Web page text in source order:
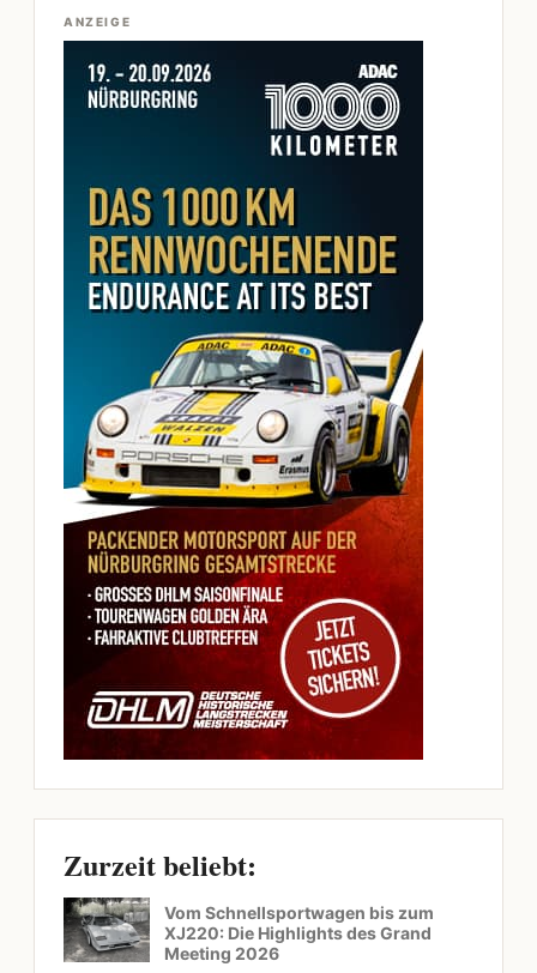
ANZEIGE
Zurzeit beliebt:
Vom Schnellsportwagen bis zum
XJ220: Die Highlights des Grand
Meeting 2026